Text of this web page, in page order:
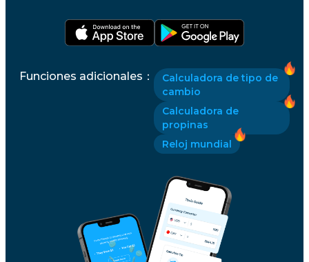
Funciones adicionales ：
Calculadora de tipo de
cambio
Calculadora de
propinas
Reloj mundial